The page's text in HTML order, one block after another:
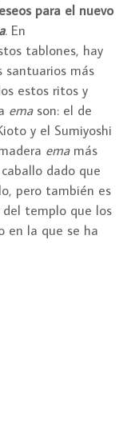
para el nuevo
. En
tablones, hay
santuarios más
estos ritos y
emason: el de
y el Sumiyoshi
emamás
dado que
pero también es
templo que los
en la que se ha